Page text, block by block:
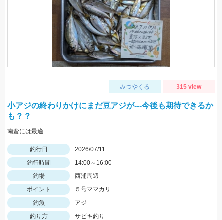
みつやくる 315 view
小アジの終わりかけにまだ豆アジが---今後も期待できるか
も？？
南蛮には最適
釣行日
2026/07/11
釣行時間
14:00～16:00
釣場
西浦周辺
ポイント
５号ママカリ
釣魚
アジ
釣り方
サビキ釣り